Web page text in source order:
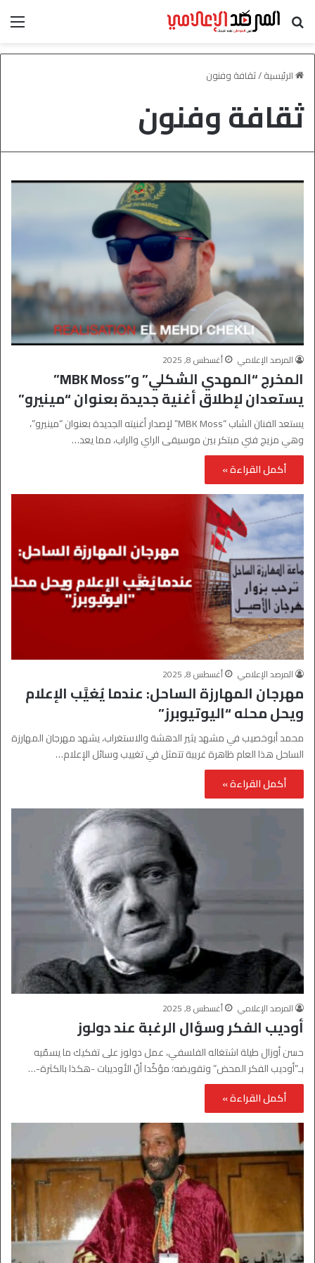
بحث عن
الرئيسية/ثقافة وفنون
ثقافة وفنون
المرصد الإعلامي أغسطس 8, 2025
المخرج “المهدي الشكلي” و”MBK Moss”
يستعدان لإطلاق أغنية جديدة بعنوان “مينيرو”
يستعد الفنان الشاب “MBK Moss” لإصدار أغنيته الجديدة بعنوان “مينيرو”،
وهي مزيج فني مبتكر بين موسيقى الراي والراب، مما يعد…
أكمل القراءة »
المرصد الإعلامي أغسطس 8, 2025
مهرجان المهارزة الساحل: عندما يُغيَّب الإعلام
ويحل محله “اليوتيوبرز”
محمد أبوخصيب في مشهد يثير الدهشة والاستغراب، يشهد مهرجان المهارزة
الساحل هذا العام ظاهرة غريبة تتمثل في تغييب وسائل الإعلام…
أكمل القراءة »
المرصد الإعلامي أغسطس 8, 2025
أوديب الفكر وسؤال الرغبة عند دولوز
حسن أوزال طيلة اشتغاله الفلسفي، عمل دولوز على تفكيك ما يسمّيه
بـ”أوديب الفكر المحض” وتقويضه؛ مؤكّدا أنّ الأوديبات -هكذا بالكثرة-…
أكمل القراءة »